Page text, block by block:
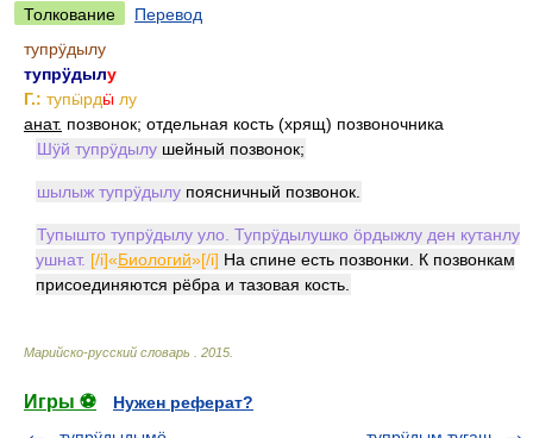
Толкование
Перевод
тупрӱдылу
тупрӱдылу
Г.: тупӹрдӹ лу
анат. позвонок; отдельная кость (хрящ) позвоночника
Шӱй тупрӱдылу шейный позвонок;
шылыж тупрӱдылу поясничный позвонок.
Тупышто тупрӱдылу уло. Тупрӱдылушко ӧрдыжлу ден кутанлу
ушнат. [/i]«Биологий»[/i] На спине есть позвонки. К позвонкам
присоединяются рёбра и тазовая кость.
Марийско-русский словарь 2015
Игры ⚽
Нужен реферат?